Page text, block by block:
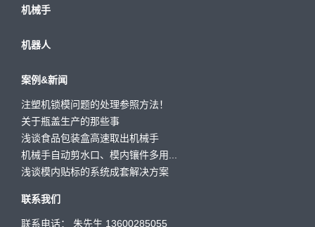
机械手
机器人
案例&新闻
注塑机锁模问题的处理参照方法！
关于瓶盖生产的那些事
浅谈食品包装盒高速取出机械手
机械手自动剪水口、模内镶件多用...
浅谈模内贴标的系统成套解决方案
联系我们
联系电话： 朱先生 13600285055